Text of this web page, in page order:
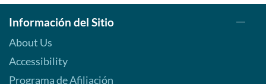
Información del Sitio
About Us
Accessibility
Programa de Afiliación